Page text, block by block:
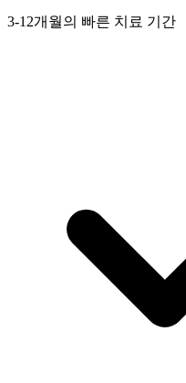
3-12개월의 빠른 치료 기간